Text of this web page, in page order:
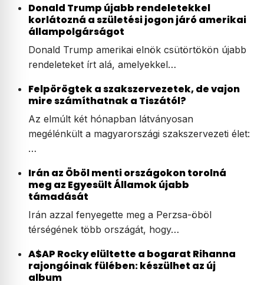
Donald Trump újabb rendeletekkel
korlátozná a születési jogon járó amerikai
állampolgárságot
Donald Trump amerikai elnök csütörtökön újabb
rendeleteket írt alá, amelyekkel…
Felpörögtek a szakszervezetek, de vajon
mire számíthatnak a Tiszától?
Az elmúlt két hónapban látványosan
megélénkült a magyarországi szakszervezeti élet:
…
Irán az Öböl menti országokon torolná
meg az Egyesült Államok újabb
támadását
Irán azzal fenyegette meg a Perzsa-öböl
térségének több országát, hogy…
A$AP Rocky elültette a bogarat Rihanna
rajongóinak fülében: készülhet az új
album